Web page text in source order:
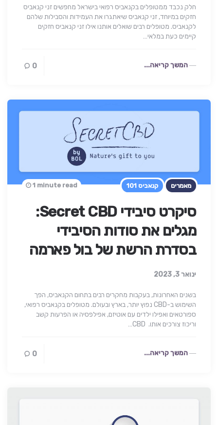
חלק נכבד ממטופלים בקנאביס רפואי בישראל מחפשים זני קנאביס
חזקים במיוחד, זני קנאביס שיאתגרו את העמידות והסבילות שלהם
לקנאביס. מטופלים רבים שואלים אותנו אילו זני קנאביס חזקים
קיימים כעת במלאי…
המשך קריאה... 0
מאמרים קנאביס 101
סיקרט סיבידי Secret CBD:
מגלים את סודות הסיבידי
בסדרת הרשת של בול פארמה
ינואר 3, 2023
1 minute read
בשנים האחרונות, בעקבות מחקרים רבים בתחום הקנאביס, הפך
השימוש ב-CBD נפוץ יותר, בארץ ובעולם. מטופלים בקנאביס רפואי,
ספורטאים ואפילו ילדים עם אוטיזם, אפילפסיה או הפרעות קשב
וריכוז צורכים אותו. CBD…
המשך קריאה... 0